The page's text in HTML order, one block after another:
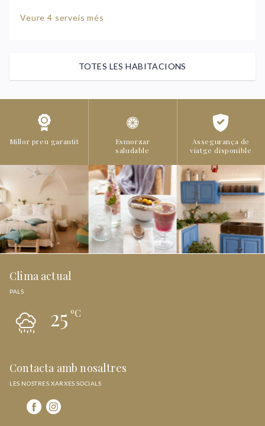
Veure 4 serveis més
TOTES LES HABITACIONS
Millor preu garantit
Esmorzar
saludable
Assegurança de
viatge disponible
Clima actual
PALS
25ºC
Contacta amb nosaltres
LES NOSTRES XARXES SOCIALS